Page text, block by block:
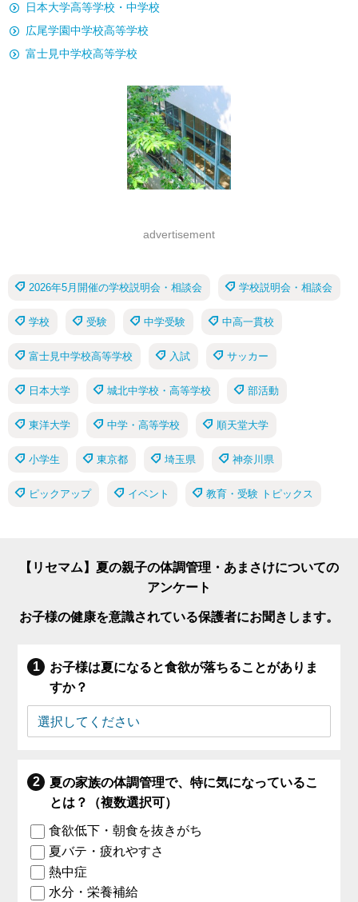
日本大学高等学校・中学校
広尾学園中学校高等学校
富士見中学校高等学校
advertisement
2026年5月開催の学校説明会・相談会 学校説明会・相談会
学校 受験 中学受験 中高一貫校
富士見中学校高等学校 入試 サッカー
日本大学 城北中学校・高等学校 部活動
東洋大学 中学・高等学校 順天堂大学
小学生 東京都 埼玉県 神奈川県
ピックアップ イベント 教育・受験 トピックス
【リセマム】夏の親子の体調管理・あまさけについての
アンケート
お子様の健康を意識されている保護者にお聞きします。
お子様は夏になると食欲が落ちることがありま
すか？
夏の家族の体調管理で、特に気になっているこ
とは？（複数選択可）
食欲低下・朝食を抜きがち
夏バテ・疲れやすさ
熱中症
水分・栄養補給